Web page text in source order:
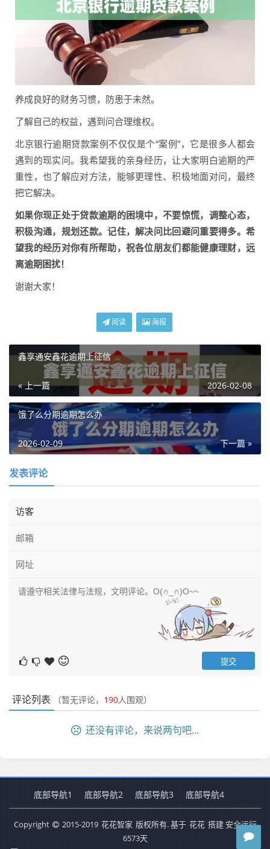
养成良好的财务习惯，防患于未然。
了解自己的权益，遇到问合理维权。
北京银行逾期贷款案例不仅仅是个“案例”，它是很多人都会
遇到的现实问。我希望我的亲身经历，让大家明白逾期的严
重性，也了解应对方法，能够更理性、积极地面对问，最终
把它解决。
如果你现正处于贷款逾期的困境中，不要惊慌，调整心态，
积极沟通，规划还款。记住，解决问比回避问重要得多。希
望我的经历对你有所帮助，祝各位朋友们都能健康理财，远
离逾期困扰！
谢谢大家！
阅读 海报
鑫享通安鑫花逾期上征信
« 上一篇 2026-02-08
饿了么分期逾期怎么办
下一篇 »
2026-02-09
发表评论
评论列表 （暂无评论， 190人围观）
还没有评论，来说两句吧...
底部导航1 底部导航2 底部导航3 底部导航4
Copyright 2015-2019 花花智家 版权所有. 基于 花花 搭建 安全运行
6573天